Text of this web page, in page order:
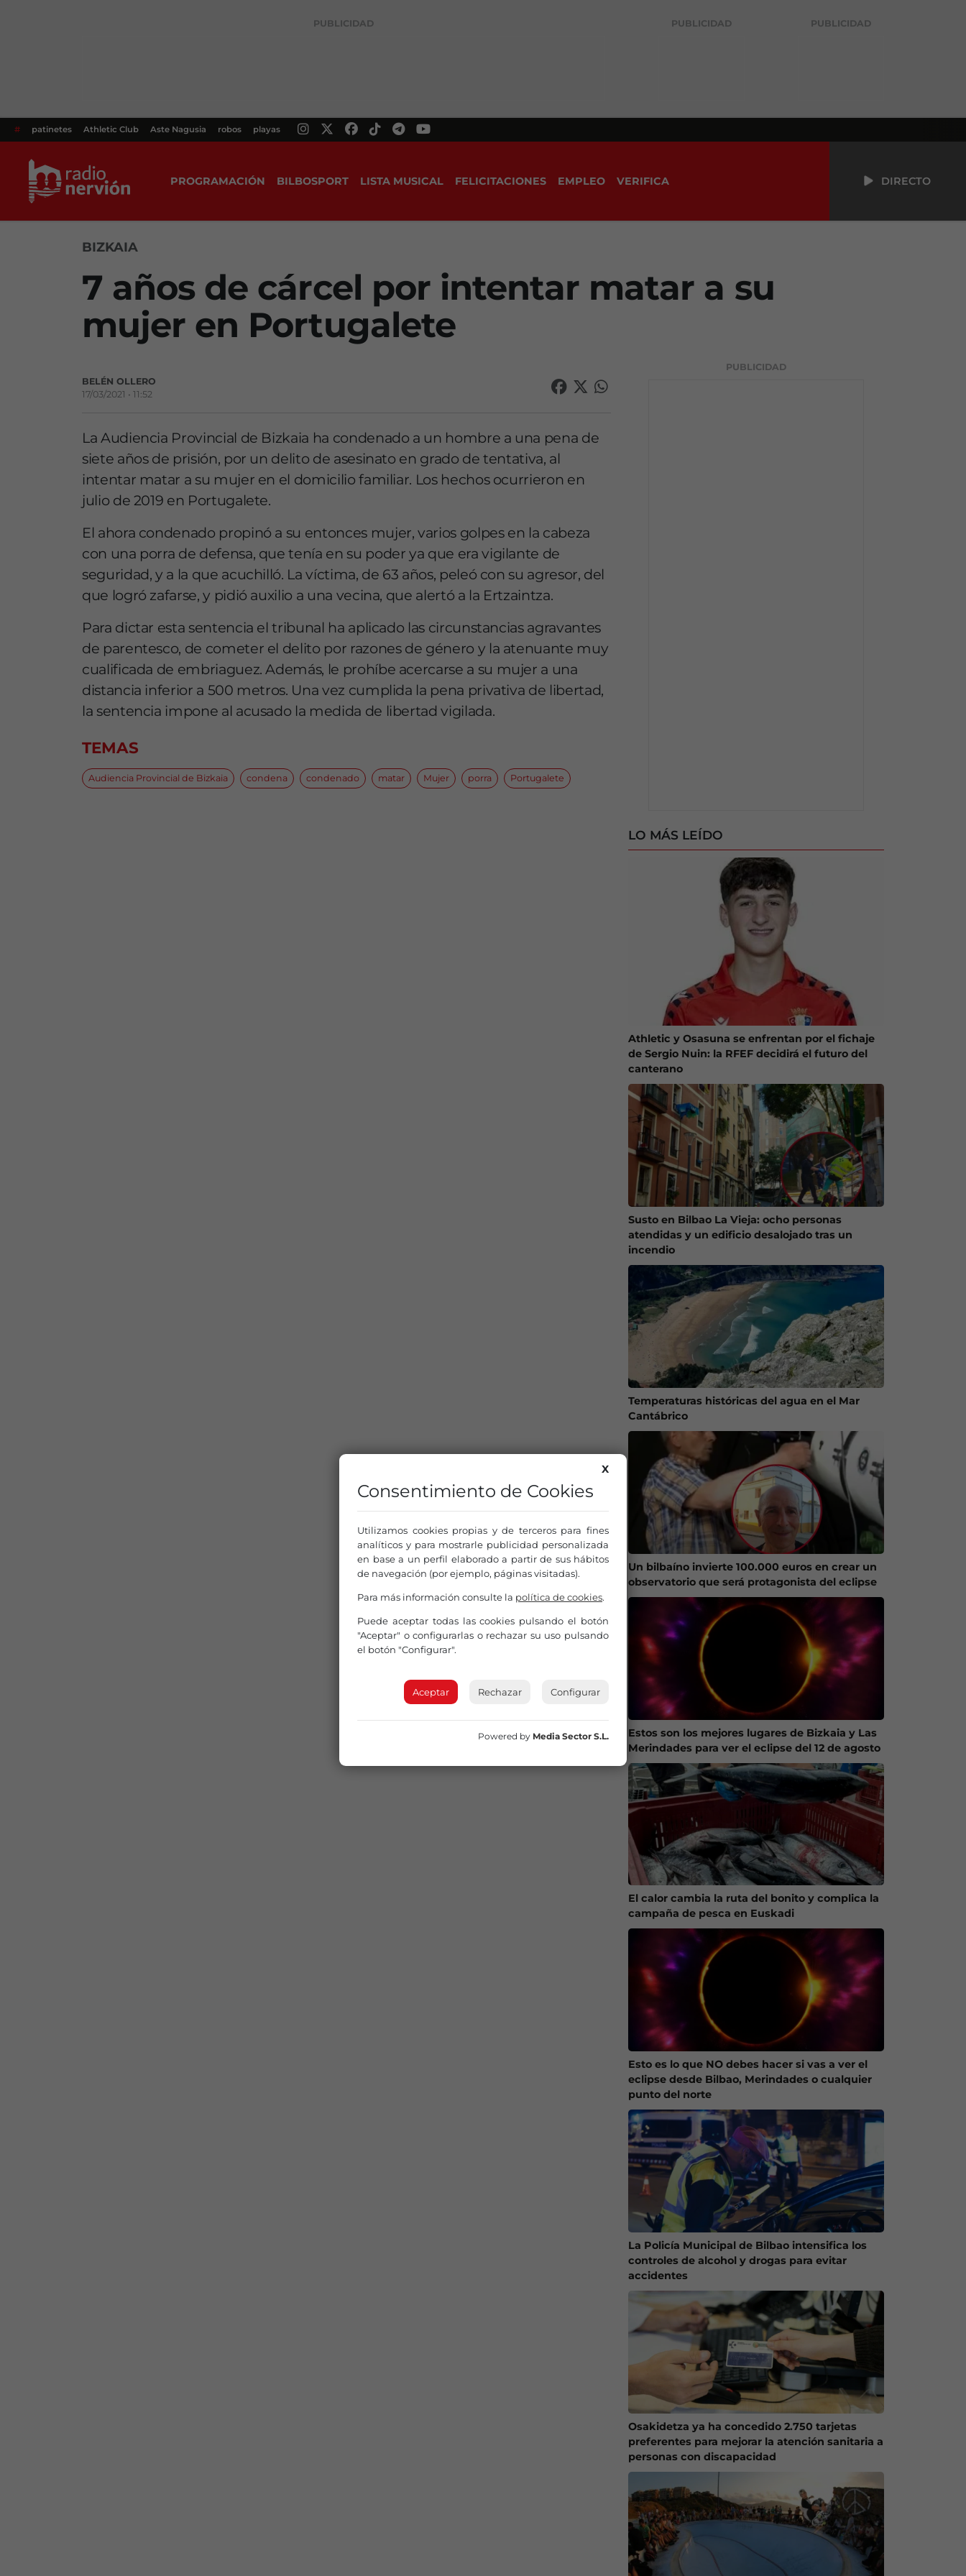
PUBLICIDAD PUBLICIDAD PUBLICIDAD
# patinetes Athletic Club Aste Nagusia robos playas
PROGRAMACIÓN BILBOSPORT LISTA MUSICAL FELICITACIONES EMPLEO VERIFICA DIRECTO
BIZKAIA
7 años de cárcel por intentar matar a su
mujer en Portugalete
BELÉN OLLERO
17/03/2021 • 11:52
La Audiencia Provincial de Bizkaia ha condenado a un hombre a una pena de
siete años de prisión, por un delito de asesinato en grado de tentativa, al
intentar matar a su mujer en el domicilio familiar. Los hechos ocurrieron en
julio de 2019 en Portugalete.
El ahora condenado propinó a su entonces mujer, varios golpes en la cabeza
con una porra de defensa, que tenía en su poder ya que era vigilante de
seguridad, y a la que acuchilló. La víctima, de 63 años, peleó con su agresor, del
que logró zafarse, y pidió auxilio a una vecina, que alertó a la Ertzaintza.
Para dictar esta sentencia el tribunal ha aplicado las circunstancias agravantes
de parentesco, de cometer el delito por razones de género y la atenuante muy
cualificada de embriaguez. Además, le prohíbe acercarse a su mujer a una
distancia inferior a 500 metros. Una vez cumplida la pena privativa de libertad,
la sentencia impone al acusado la medida de libertad vigilada.
TEMAS
Audiencia Provincial de Bizkaia condena condenado matar Mujer porra Portugalete
PUBLICIDAD
LO MÁS LEÍDO
Athletic y Osasuna se enfrentan por el fichaje
de Sergio Nuin: la RFEF decidirá el futuro del
canterano
Susto en Bilbao La Vieja: ocho personas
atendidas y un edificio desalojado tras un
incendio
Temperaturas históricas del agua en el Mar
Cantábrico
Un bilbaíno invierte 100.000 euros en crear un
observatorio que será protagonista del eclipse
Estos son los mejores lugares de Bizkaia y Las
Merindades para ver el eclipse del 12 de agosto
El calor cambia la ruta del bonito y complica la
campaña de pesca en Euskadi
Esto es lo que NO debes hacer si vas a ver el
eclipse desde Bilbao, Merindades o cualquier
punto del norte
La Policía Municipal de Bilbao intensifica los
controles de alcohol y drogas para evitar
accidentes
Osakidetza ya ha concedido 2.750 tarjetas
preferentes para mejorar la atención sanitaria a
personas con discapacidad
X
Consentimiento de Cookies
Utilizamos cookies propias y de terceros para fines
analíticos y para mostrarle publicidad personalizada
en base a un perfil elaborado a partir de sus hábitos
de navegación (por ejemplo, páginas visitadas).
Para más información consulte la política de cookies.
Puede aceptar todas las cookies pulsando el botón
"Aceptar" o configurarlas o rechazar su uso pulsando
el botón "Configurar".
Aceptar Rechazar Configurar
Powered by Media Sector S.L.